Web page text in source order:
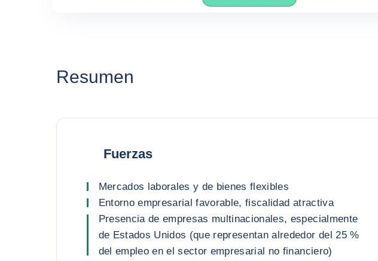
Resumen
Fuerzas
Mercados laborales y de bienes flexibles
Entorno empresarial favorable, fiscalidad atractiva
Presencia de empresas multinacionales, especialmente
de Estados Unidos (que representan alrededor del 25 %
del empleo en el sector empresarial no financiero)